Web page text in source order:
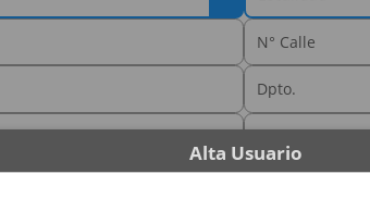
Alta Usuario